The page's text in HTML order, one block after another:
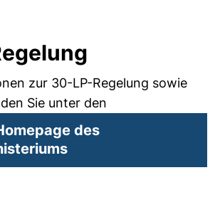
zur 30-LP-Regelung sowie
Sie unter den
des
(externer Link, öffnet